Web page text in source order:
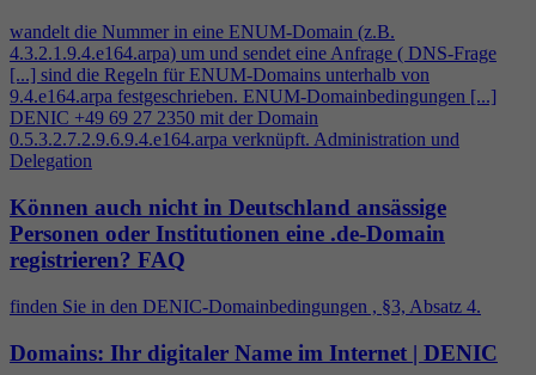
wandelt die Nummer in eine ENUM-Domain (z.B.
4.3.2.1.9.4.e164.arpa) um und sendet eine Anfrage ( DNS-Frage
[...] sind die Regeln für ENUM-Domains unterhalb von
9.4.e164.arpa festgeschrieben. ENUM-Domainbedingungen [...]
DENIC +49 69 27 2350 mit der Domain
0.5.3.2.7.2.9.6.9.4.e164.arpa verknüpft. Administration und
Delegation
Können auch nicht in Deutschland ansässige
Personen oder Institutionen eine .de-Domain
registrieren? FAQ
finden Sie in den DENIC-Domainbedingungen , §3, Absatz 4.
Domains: Ihr digitaler Name im Internet | DENIC